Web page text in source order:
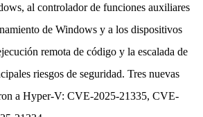
al controlador de funciones auxiliares
de Windows y a los dispositivos
remota de código y la escalada de
riesgos de seguridad. Tres nuevas
a Hyper-V: CVE-2025-21335, CVE-